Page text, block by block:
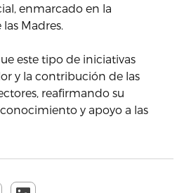
enmarcado en la
Madres.
este tipo de iniciativas
y la contribución de las
reafirmando su
y apoyo a las